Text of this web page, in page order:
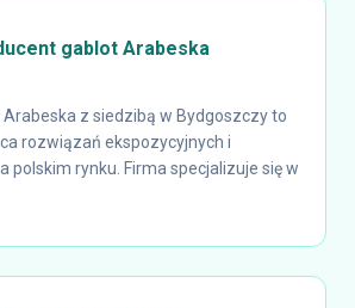
gablot Arabeska
z siedzibą w Bydgoszczy to
rozwiązań ekspozycyjnych i
polskim rynku. Firma specjalizuje się w